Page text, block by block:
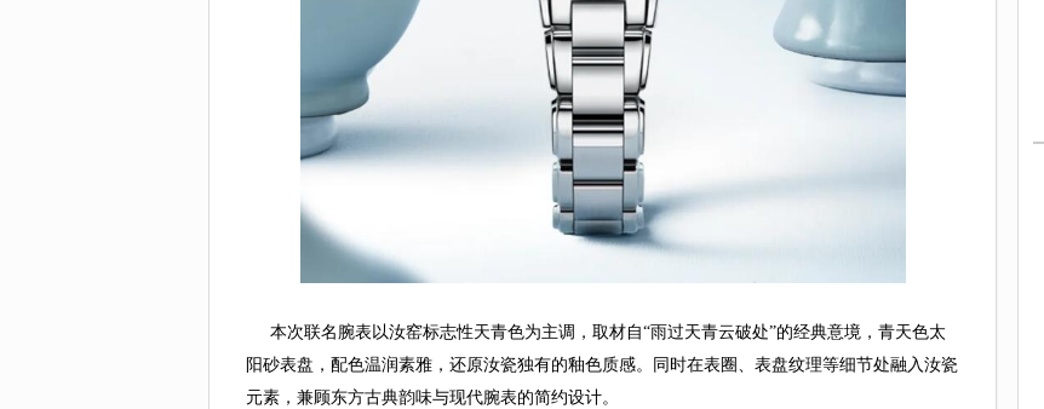
本次联名腕表以汝窑标志性天青色为主调，取材自“雨过天青云破处”的经典意境，青天色太
阳砂表盘，配色温润素雅，还原汝瓷独有的釉色质感。同时在表圈、表盘纹理等细节处融入汝瓷
元素，兼顾东方古典韵味与现代腕表的简约设计。